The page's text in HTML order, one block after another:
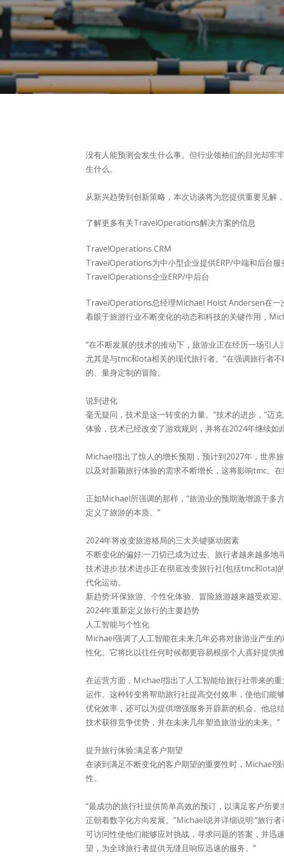
没有人能预测会发生什么事。但行业领袖们的目光却牢
生什么。
从新兴趋势到创新策略，本次访谈将为您提供重要见解
了解更多有关TravelOperations解决方案的信息
TravelOperations CRM
TravelOperations为中小型企业提供ERP/中端和后台服
TravelOperations企业ERP/中后台
TravelOperations总经理Michael Holst Andersen在一
着眼于旅游行业不断变化的动态和科技的关键作用，
“在不断发展的技术的推动下，旅游业正在经历一场引
尤其是与tmc和ota相关的现代旅行者。”在强调旅行者
的、量身定制的冒险。
说到进化
毫无疑问，技术是这一转变的力量。“技术的进步，”迈
体验，技术已经改变了游戏规则，并将在2024年继续如
Michael指出了惊人的增长预期，预计到2027年，世界
以及对新颖旅行体验的需求不断增长，这将影响tmc、在
正如Michael所强调的那样，“旅游业的预期激增源于多
定义了旅游的本质。”
2024年将改变旅游格局的三大关键驱动因素
不断变化的偏好:一刀切已成为过去。旅行者越来越多地
技术进步:技术进步正在彻底改变旅行社(包括tmc和ota)
代化运动。
新趋势:环保旅游、个性化体验、冒险旅游越来越受欢迎
2024年重新定义旅行的主要趋势
人工智能与个性化
Michael强调了人工智能在未来几年必将对旅游业产生
性化。它将比以往任何时候都更容易根据个人喜好提供
在运营方面，Michael指出了人工智能给旅行社带来的
运作。这种转变将帮助旅行社提高交付效率，使他们能
优化效率，还可以为提供增强服务开辟新的机会。他总
技术获得竞争优势，并在未来几年塑造旅游业的未来。”
提升旅行体验:满足客户期望
在谈到满足不断变化的客户期望的重要性时，Michael
性。
“最成功的旅行社提供简单高效的预订，以满足客户所
正朝着数字化方向发展。”Michael说并详细说明:“旅行
可访问性使他们能够应对挑战，寻求问题的答案，并迅
望，为全球旅行者提供无缝且响应迅速的服务。”